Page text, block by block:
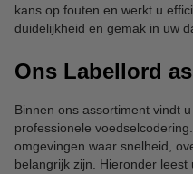
kans op fouten en werkt u
duidelijkheid en gemak in uw
Ons Labellord
Binnen ons assortiment vindt
professionele
omgevingen waar snelheid,
belangrijk zijn. Hieronder